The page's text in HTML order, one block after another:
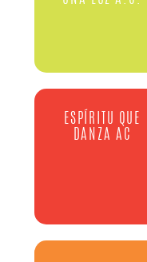
ESPÍRITU QUE
DANZA AC